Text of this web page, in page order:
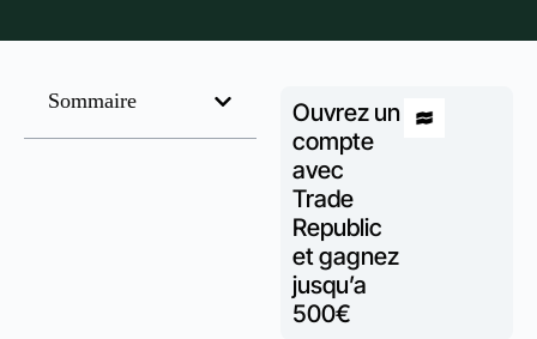
Sommaire
Ouvrez un
compte
avec
Trade
Republic
et gagnez
jusqu’a
500€